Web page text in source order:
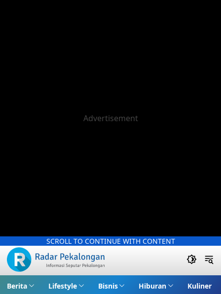
SCROLL TO CONTINUE WITH CONTENT
Berita Lifestyle Bisnis Hiburan Kuliner